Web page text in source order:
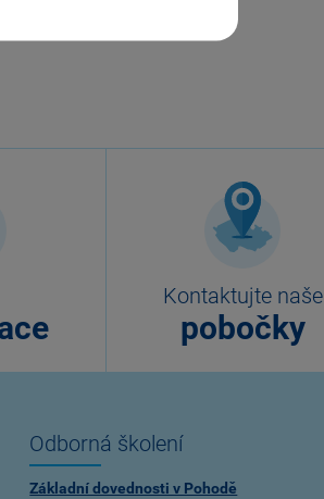
Kontaktujte naše
pobočky
Odborná školení
Základní dovednosti v Pohodě